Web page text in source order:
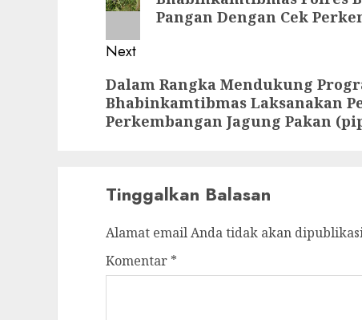
Pangan Dengan Cek
Next
Dalam Rangka Mendukung
Bhabinkamtibmas Laksanakan
Perkembangan Jagung Pakan
Tinggalkan Balasan
Alamat email Anda tidak akan
Komentar *